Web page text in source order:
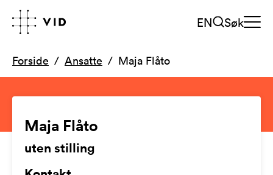
EN Søk
Forside Ansatte Maja Flåto
Maja Flåto
uten stilling